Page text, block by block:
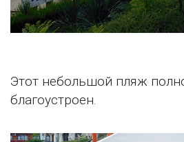
Этот небольшой пляж
благоустроен.